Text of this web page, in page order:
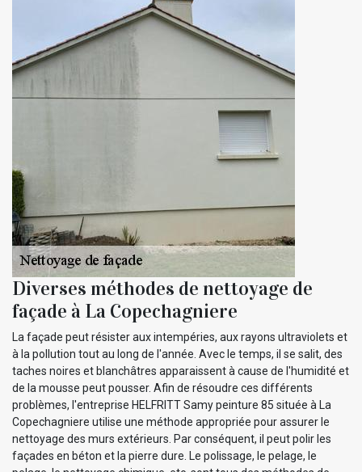
Diverses méthodes de nettoyage de
façade à La Copechagniere
La façade peut résister aux intempéries, aux rayons ultraviolets et
à la pollution tout au long de l'année. Avec le temps, il se salit, des
taches noires et blanchâtres apparaissent à cause de l'humidité et
de la mousse peut pousser. Afin de résoudre ces différents
problèmes, l'entreprise HELFRITT Samy peinture 85 située à La
Copechagniere utilise une méthode appropriée pour assurer le
nettoyage des murs extérieurs. Par conséquent, il peut polir les
façades en béton et la pierre dure. Le polissage, le pelage, le